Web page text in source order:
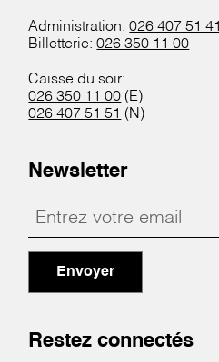
Administration:026 407 51 41
Billetterie:026 350 11 00
Caisse du soir:
026 350 11 00 (E)
026 407 51 51 (N)
Newsletter
Envoyer
Restez connectés